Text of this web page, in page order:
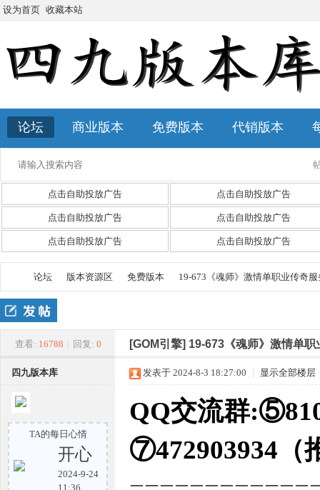
设为首页 收藏本站
论坛 商业版本 免费版本 代销版本
点击自助投放广告 点击自助投放广告
点击自助投放广告 点击自助投放广告
点击自助投放广告 点击自助投放广告
九
»
论坛 版本资源区 免费版本
›
19-673《魂师》激情单职业传奇
查看: 16788 | 回复: 0 [GOM引擎] 19-673《魂师》激情单
四九版本库
TA的每日心情
开心
2024-9-24
11:36
发表于 2024-8-3 18:27:00 | 显示全部楼层
QQ交流群
⑦472903934（